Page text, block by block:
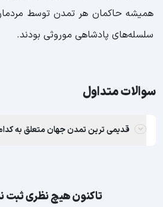
همیشه حاکمان هر تمدن توسط
سلسله‌های پادشاهی موروثی بودند.
سوالات متداول
قدیمی ترین تمدن جهان متعلق به
تاکنون هیچ نظری